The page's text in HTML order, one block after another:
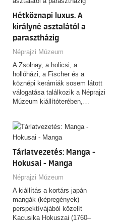
Hétköznapi luxus. A
királyné asztalától a
parasztházig
Néprajzi Múzeum
A Zsolnay, a holicsi, a
hollóházi, a Fischer és a
köznépi kerámiák sosem látott
válogatása találkozik a Néprajzi
Múzeum kiállítóterében,…
Tárlatvezetés: Manga -
Hokusai - Manga
Néprajzi Múzeum
A kiállítás a kortárs japán
mangák (képregények)
perspektívájából közelít
Kacusika Hokuszai (1760–